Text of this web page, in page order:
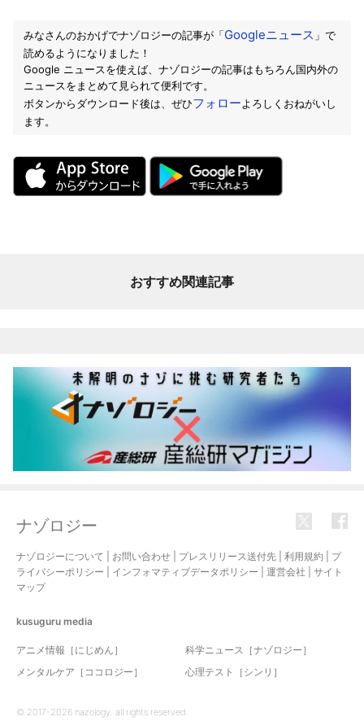
みなさんのおかげでナゾロジーの記事が「Googleニュース 」で
読めるようになりました！
Google ニュースを使えば、ナゾロジーの記事はもちろん国内外の
ニュースをまとめて見られて便利です。
ボタンからダウンロード後は、ぜひフォローよろしくおねがいし
ます。
おすすめ関連記事
ナゾロジー
ナゾロジーについて お問い合わせ プレスリリース送付先 利用規約
プ
ライバシーポリシー
インフォマティブデータポリシー 運営会社
サイト
マップ
kusuguru media
アニメ情報［にじめん］
科学ニュース［ナゾロジー］
メンタルケア［ココロジー］
心理テスト［シンリ］
© 2017-2026 nazology. all rights reserved.